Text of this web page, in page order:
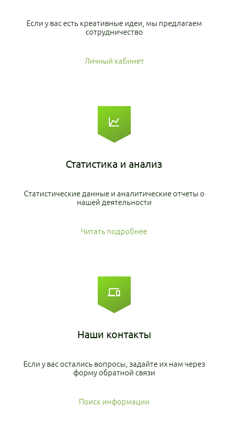
Если у вас есть креативные идеи, мы предлагаем
сотрудничество
Личный кабинет
Статистика и анализ
Статистические данные и аналитические отчеты о
нашей деятельности
Читать подробнее
Наши контакты
Если у вас остались вопросы, задайте их нам через
форму обратной связи
Поиск информации